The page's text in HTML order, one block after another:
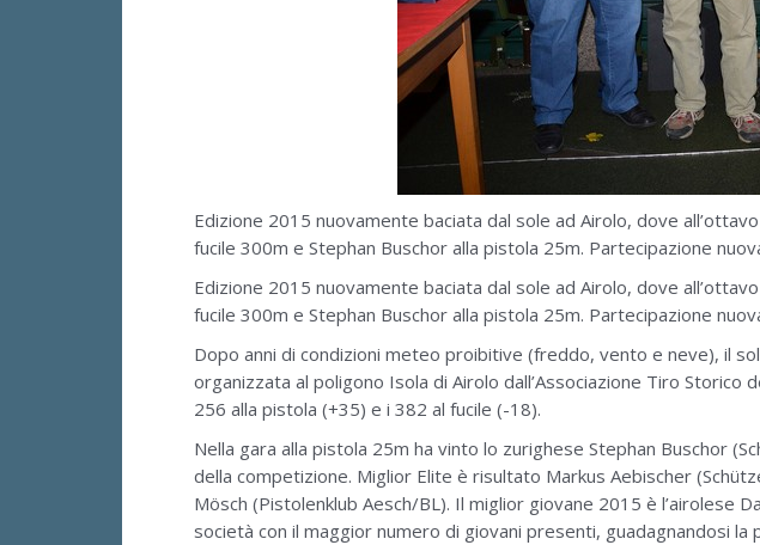
Edizione 2015 nuovamente baciata dal sole ad Airolo, dove
fucile 300m e Stephan Buschor alla pistola 25m. Partecipazione
Edizione 2015 nuovamente baciata dal sole ad Airolo, dove
fucile 300m e Stephan Buschor alla pistola 25m. Partecipazione
Dopo anni di condizioni meteo proibitive (freddo, vento e neve), il
organizzata al poligono Isola di Airolo dall’Associazione Tiro
256 alla pistola (+35) e i 382 al fucile (-18).
Nella gara alla pistola 25m ha vinto lo zurighese Stephan Buschor
della competizione. Miglior Elite è risultato Markus Aebischer
Mösch (Pistolenklub Aesch/BL). Il miglior giovane 2015 è l’airolese
società con il maggior numero di giovani presenti, guadagnandosi la